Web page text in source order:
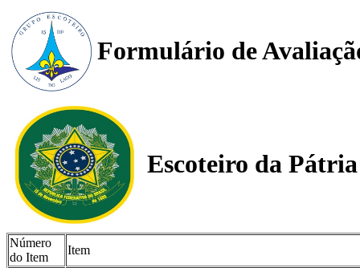
Formulário de
Escoteiro da Pátria
Número
do Item
Item